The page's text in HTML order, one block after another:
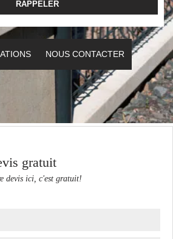
NOUS CONTACTER
gratuit
devis ici, c'est gratuit!